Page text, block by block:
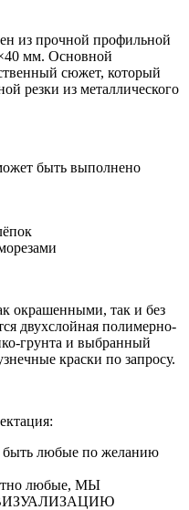
из прочной профильной
мм. Основной
сюжет, который
резки из металлического
быть выполнено
окрашенными, так и без
двухслойная полимерно-
грунта и выбранный
краски по запросу.
быть любые по желанию
любые, МЫ